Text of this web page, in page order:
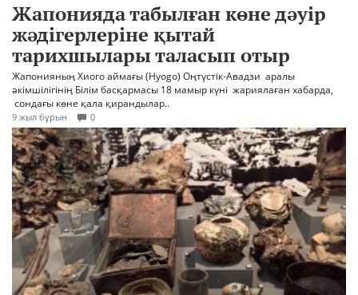
Жапонияда табылған көне дәуір
жәдігерлеріне қытай
тарихшылары таласып отыр
Жапонияның Хиого аймағы (Hyogo) Оңтүстік-Авадзи аралы
әкімшілігінің Білім басқармасы 18 мамыр күні жариялаған хабарда,
сондағы көне қала қирандылар..
9 жыл бұрын 0